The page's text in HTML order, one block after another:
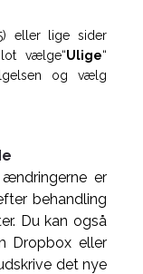
eller lige sider
vælge“Ulige“
og vælg
ændringerne er
behandling
Du kan også
Dropbox eller
det nye